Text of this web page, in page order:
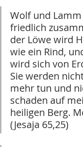
Wolf und
friedlich
der Löwe wird
wie ein Rind,
wird sich von
Sie werden
mehr tun und
schaden auf
heiligen Berg.
(Jesaja 65,25)